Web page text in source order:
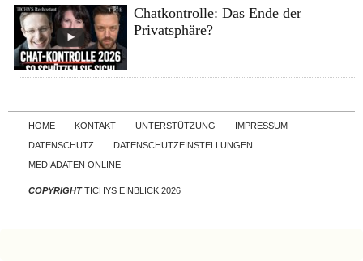
Chatkontrolle: Das Ende der
Privatsphäre?
Skip to content
HOME KONTAKT UNTERSTÜTZUNG
IMPRESSUM
DATENSCHUTZ
DATENSCHUTZEINSTELLUNGEN
MEDIADATEN ONLINE
COPYRIGHTTICHYS EINBLICK 2026